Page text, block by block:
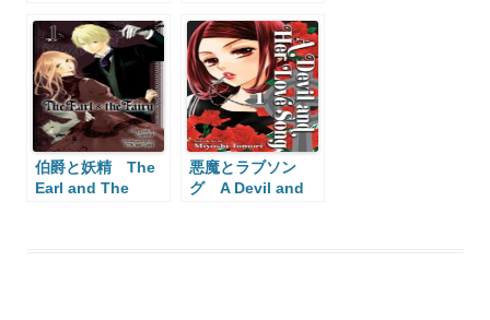
伯爵と妖精 The
Earl and The
悪魔とラブソン
グ A Devil and